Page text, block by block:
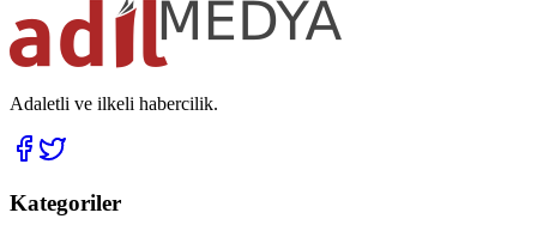
Adaletli ve ilkeli habercilik.
Kategoriler